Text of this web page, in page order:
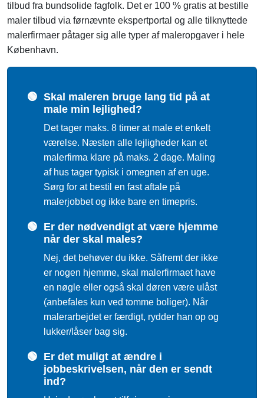
tilbud fra bundsolide fagfolk. Det er 100 % gratis at bestille
maler tilbud via førnævnte ekspertportal og alle tilknyttede
malerfirmaer påtager sig alle typer af maleropgaver i hele
København.
🟢 Skal maleren bruge lang tid på at
male min lejlighed?
Det tager maks. 8 timer at male et enkelt
værelse. Næsten alle lejligheder kan et
malerfirma klare på maks. 2 dage. Maling
af hus tager typisk i omegnen af en uge.
Sørg for at bestil en fast aftale på
malerjobbet og ikke bare en timepris.
🟢 Er der nødvendigt at være hjemme
når der skal males?
Nej, det behøver du ikke. Såfremt der ikke
er nogen hjemme, skal malerfirmaet have
en nøgle eller også skal døren være ulåst
(anbefales kun ved tomme boliger). Når
malerarbejdet er færdigt, rydder han op og
lukker/låser bag sig.
🟢 Er det muligt at ændre i
jobbeskrivelsen, når den er sendt
ind?